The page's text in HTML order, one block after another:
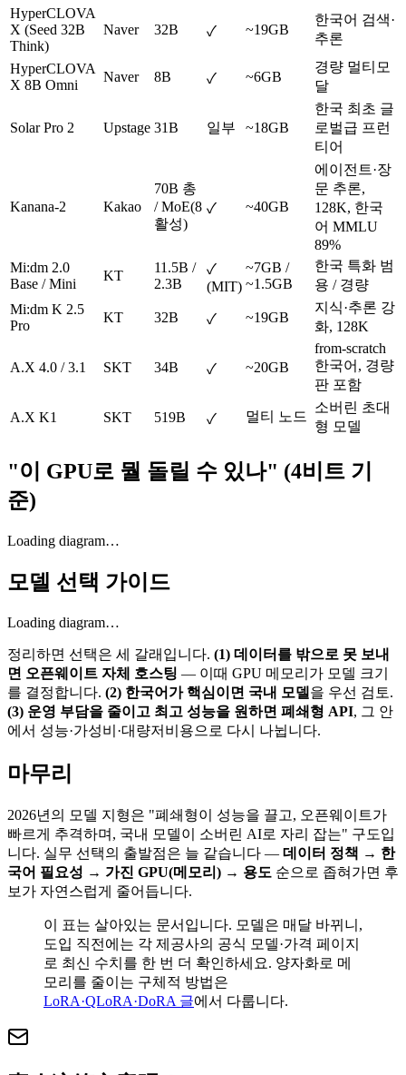
HyperCLOVA
X (Seed 32B
Think)
Naver 32B ✓ ~19GB
한국어 검색·
추론
HyperCLOVA
X 8B Omni
Naver 8B ✓ ~6GB
경량 멀티모
달
Solar Pro 2 Upstage 31B 일부 ~18GB
한국 최초 글
로벌급 프런
티어
Kanana-2 Kakao
70B 총
/ MoE(8
활성)
✓ ~40GB
에이전트·장
문 추론,
128K, 한국
어 MMLU
89%
Mi:dm 2.0
Base / Mini
KT
11.5B /
2.3B
✓
(MIT)
~7GB /
~1.5GB
한국 특화 범
용 / 경량
Mi:dm K 2.5
Pro
KT 32B ✓ ~19GB
지식·추론 강
화, 128K
A.X 4.0 / 3.1 SKT 34B ✓ ~20GB
from-scratch
한국어, 경량
판 포함
A.X K1 SKT 519B ✓ 멀티 노드
소버린 초대
형 모델
"이 GPU로 뭘 돌릴 수 있나" (4비트 기
준)
Loading diagram…
모델 선택 가이드
Loading diagram…
정리하면 선택은 세 갈래입니다. (1) 데이터를 밖으로 못 보내
면 오픈웨이트 자체 호스팅 — 이때 GPU 메모리가 모델 크기
를 결정합니다. (2) 한국어가 핵심이면 국내 모델 을 우선 검토.
(3) 운영 부담을 줄이고 최고 성능을 원하면 폐쇄형 API, 그 안
에서 성능·가성비·대량저비용으로 다시 나뉩니다.
마무리
2026년의 모델 지형은 "폐쇄형이 성능을 끌고, 오픈웨이트가
빠르게 추격하며, 국내 모델이 소버린 AI로 자리 잡는" 구도입
니다. 실무 선택의 출발점은 늘 같습니다 — 데이터 정책 → 한
국어 필요성 → 가진 GPU(메모리) → 용도 순으로 좁혀가면 후
보가 자연스럽게 줄어듭니다.
이 표는 살아있는 문서입니다. 모델은 매달 바뀌니,
도입 직전에는 각 제공사의 공식 모델·가격 페이지
로 최신 수치를 한 번 더 확인하세요. 양자화로 메
모리를 줄이는 구체적 방법은
LoRA·QLoRA·DoRA 글에서 다룹니다.